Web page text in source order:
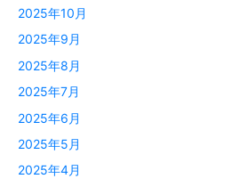
2025年10月
2025年9月
2025年8月
2025年7月
2025年6月
2025年5月
2025年4月